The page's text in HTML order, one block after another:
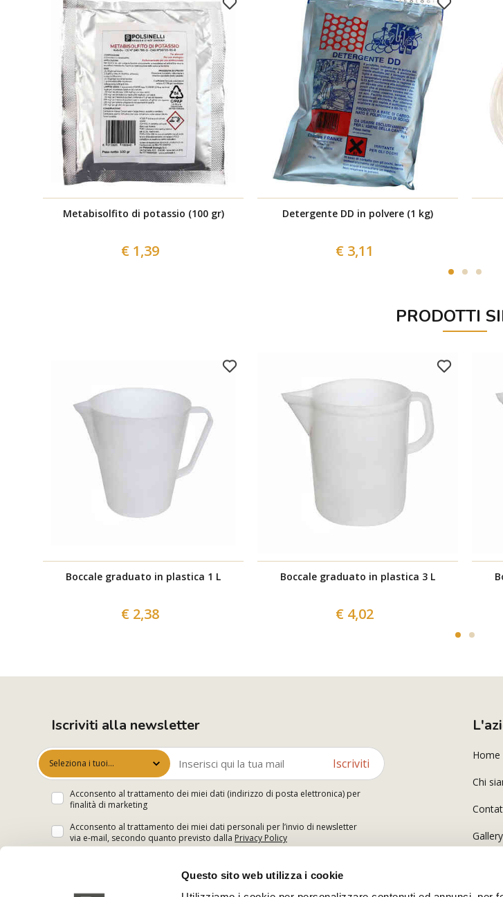
Questo sito web utilizza i cookie
Metabisolfito di potassio (100 gr)
€ 1,39
Detergente DD in polvere (1 kg)
€ 3,11
PRODOTTI
Boccale graduato in plastica 1 L
€ 2,38
Boccale graduato in plastica 3 L
€ 4,02
Iscriviti alla newsletter
Seleziona i tuoi
interessi
Iscriviti
Acconsento al trattamento dei miei dati (indirizzo di posta elettronica) per
finalità di marketing
Acconsento al trattamento dei miei dati personali per l’invio di newsletter
via e-mail, secondo quanto previsto dalla Privacy Policy
Home
Chi
Gallery